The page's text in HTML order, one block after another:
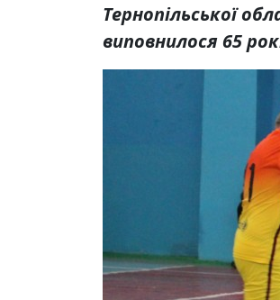
Тернопільської
виповнилося 65